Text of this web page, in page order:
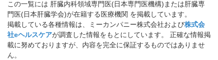
この一覧には 肝臓内科領域専門医(日本専門医機構)または肝臓専
門医(日本肝臓学会)が在籍する医療機関 を掲載しています。
掲載している各種情報は、ミーカンパニー株式会社および株式会
社eヘルスケアが調査した情報をもとにしています。 正確な情報掲
載に努めておりますが、内容を完全に保証するものではありませ
ん。